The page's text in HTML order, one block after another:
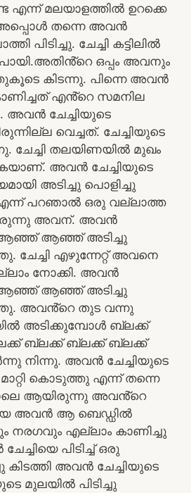
എന്ന് മലയാളത്തിൽ ഉറക്കെ
അപ്പൊൾ തന്നെ അവൻ
പിടിച്ചു. ചേച്ചി കട്ടിലിൽ
ഒപ്പം അവനും
കിടന്നു. പിന്നെ അവൻ
എൻ്റെ സമനില
അവൻ ചേച്ചിയുടെ
വെച്ചത്. ചേച്ചിയുടെ
ചേച്ചി തലയിണയിൽ മുഖം
അവൻ ചേച്ചിയുടെ
അടിച്ചു പൊളിച്ചു
പറഞാൽ ഒരു വല്ലാത്ത
അവന്. അവൻ
ആഞ്ഞ് ആഞ്ഞ് അടിച്ചു
ചേച്ചി എഴുന്നേറ്റ് അവനെ
നോക്കി. അവൻ
ആഞ്ഞ് ആഞ്ഞ് അടിച്ചു
അവൻ്റെ തുട വന്നു
അടിക്കുമ്പോൾ ബ്ലക്ക്
ബ്ലക്ക് ബ്ലക്ക് ബ്ലക്ക്
നിന്നു. അവൻ ചേച്ചിയുടെ
കൊടുത്തു എന്ന് തന്നെ
ആയിരുന്നു അവൻ്റെ
അവൻ ആ ബെഡ്ഡിൽ
നരഗവും എല്ലാം കാണിച്ചു
പിടിച്ച് ഒരു
അവൻ ചേച്ചിയുടെ
മുലയിൽ പിടിച്ചു